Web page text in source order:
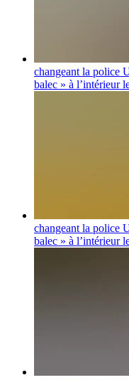
changeant la police
balec » à l’intérieur
changeant la police
balec » à l’intérieur